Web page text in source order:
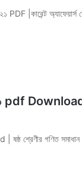
PDF |কারেন্ট
pdf
| ষষ্ঠ শ্রেণীর